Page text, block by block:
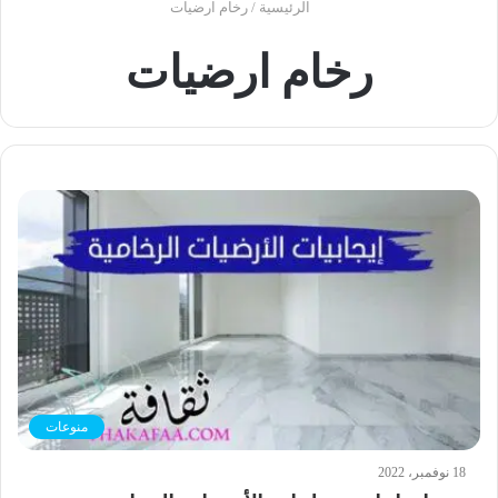
الرئيسية / رخام ارضيات
رخام ارضيات
منوعات
18 نوفمبر، 2022